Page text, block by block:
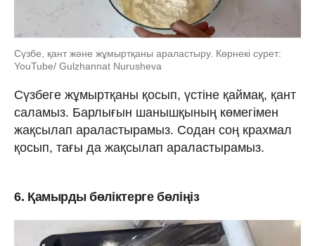
Сүзбе, қант және жұмыртқаны араластыру. Көрнекі сурет:
YouTube/ Gulzhannat Nurusheva
Сүзбеге жұмыртқаны қосып, үстіне қаймақ, қант
саламыз. Барлығын шанышқының көмегімен
жақсылап араластырамыз. Содан соң крахмал
қосып, тағы да жақсылап араластырамыз.
6. Қамырды бөліктерге бөліңіз